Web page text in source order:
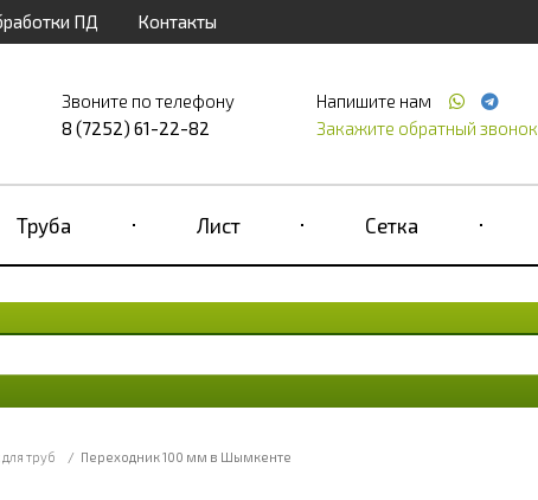
ПД Контакты
Звоните по телефону
8 (7252) 61-22-82
Напишите нам
Закажите обратный звонок
Труба Лист Сетка
труб / Переходник 100 мм в Шымкенте